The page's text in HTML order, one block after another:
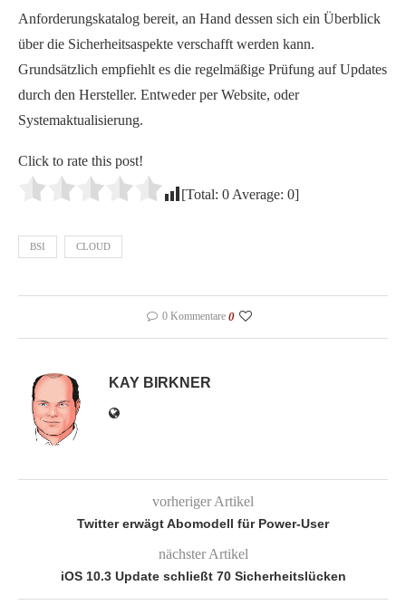
Anforderungskatalog bereit, an Hand dessen sich ein Überblick
über die Sicherheitsaspekte verschafft werden kann.
Grundsätzlich empfiehlt es die regelmäßige Prüfung auf Updates
durch den Hersteller. Entweder per Website, oder
Systemaktualisierung.
Click to rate this post!
[Total: 0 Average: 0]
BSI CLOUD
0 Kommentare 0
KAY BIRKNER
vorheriger Artikel
Twitter erwägt Abomodell für Power-User
nächster Artikel
iOS 10.3 Update schließt 70 Sicherheitslücken